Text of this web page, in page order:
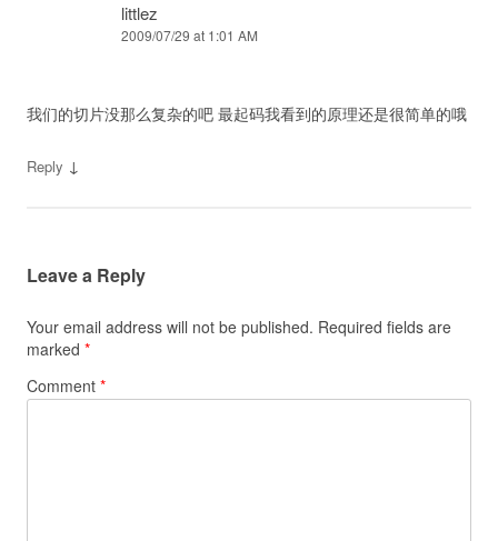
littlez
2009/07/29 at 1:01 AM
我们的切片没那么复杂的吧 最起码我看到的原理还是很简单的哦
Reply ↓
Leave a Reply
Your email address will not be published. Required fields are
marked *
Comment *